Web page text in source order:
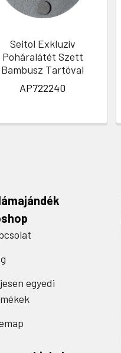
Seitol Exkluzív
Poháralátét Szett
Bambusz Tartóval
AP722240
egyedi